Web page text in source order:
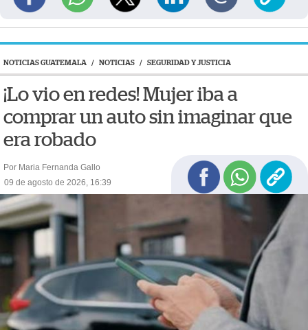
NOTICIAS GUATEMALA / NOTICIAS / SEGURIDAD Y JUSTICIA
¡Lo vio en redes! Mujer iba a
comprar un auto sin imaginar que
era robado
Por Maria Fernanda Gallo
09 de agosto de 2026, 16:39